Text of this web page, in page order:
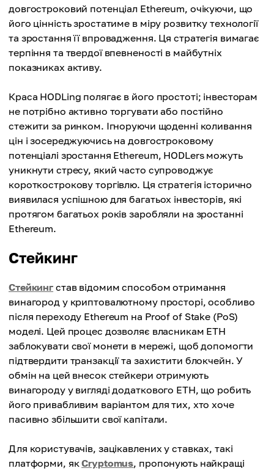
довгостроковий потенціал Ethereum, очікуючи, що
його цінність зростатиме в міру розвитку технології
та зростання її впровадження. Ця стратегія вимагає
терпіння та твердої впевненості в майбутніх
показниках активу.
Краса HODLing полягає в його простоті; інвесторам
не потрібно активно торгувати або постійно
стежити за ринком. Ігноруючи щоденні коливання
цін і зосереджуючись на довгостроковому
потенціалі зростання Ethereum, HODLers можуть
уникнути стресу, який часто супроводжує
короткострокову торгівлю. Ця стратегія історично
виявилася успішною для багатьох інвесторів, які
протягом багатьох років заробляли на зростанні
Ethereum.
Стейкинг
Стейкинг став відомим способом отримання
винагород у криптовалютному просторі, особливо
після переходу Ethereum на Proof of Stake (PoS)
моделі. Цей процес дозволяє власникам ETH
заблокувати свої монети в мережі, щоб допомогти
підтвердити транзакції та захистити блокчейн. У
обмін на цей внесок стейкери отримують
винагороду у вигляді додаткового ETH, що робить
його привабливим варіантом для тих, хто хоче
пасивно збільшити свої капітали.
Для користувачів, зацікавлених у ставках, такі
платформи, якCryptomus, пропонують найкращі